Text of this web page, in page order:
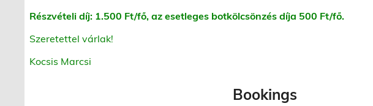
Részvételi díj: 1.500 Ft/fő, az esetleges botkölcsönzés díja 500 Ft/fő.
Szeretettel várlak!
Kocsis Marcsi
Bookings